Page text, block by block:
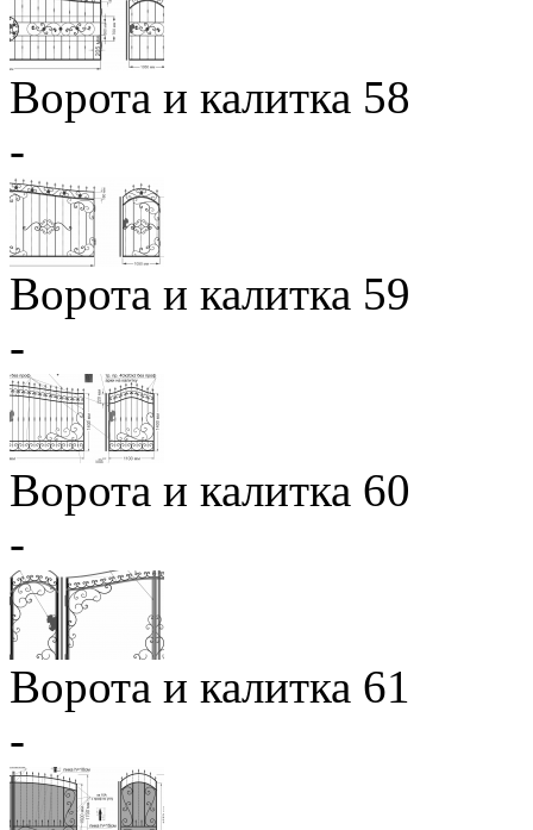
Ворота и калитка 58
-
Ворота и калитка 59
-
Ворота и калитка 60
-
Ворота и калитка 61
-